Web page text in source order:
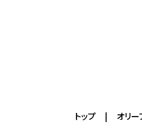
トップ オリ